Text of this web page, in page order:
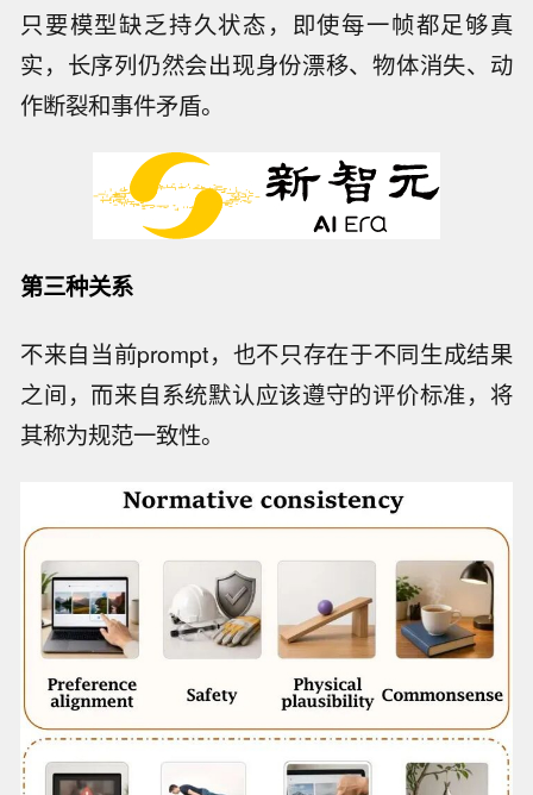
只要模型缺乏持久状态，即使每一帧都足够真
实，长序列仍然会出现身份漂移、物体消失、动
作断裂和事件矛盾。
第三种关系
不来自当前prompt，也不只存在于不同生成结果
之间，而来自系统默认应该遵守的评价标准，将
其称为规范一致性。